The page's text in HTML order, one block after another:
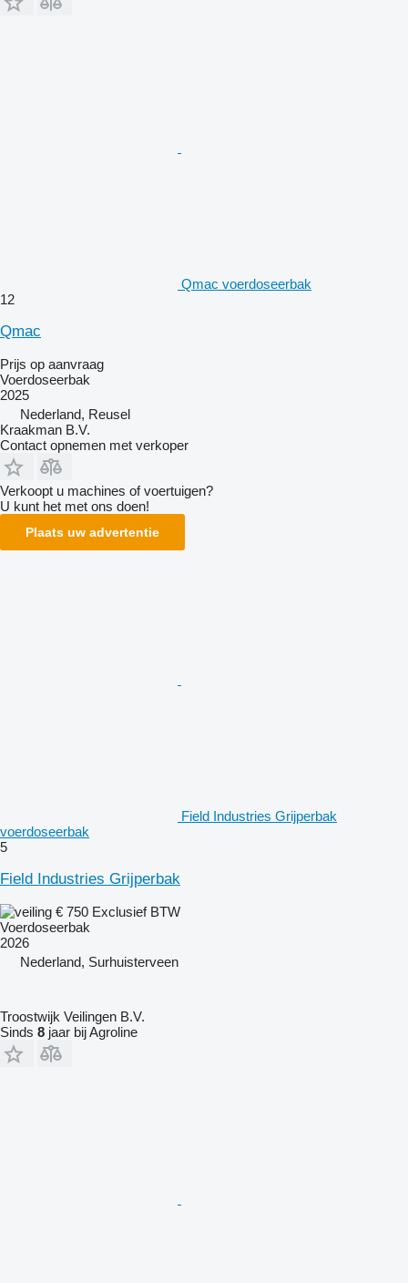
Qmac voerdoseerbak
12
Qmac
Prijs op aanvraag
Voerdoseerbak
2025
Nederland, Reusel
Kraakman B.V.
Contact opnemen met verkoper
Verkoopt u machines of voertuigen?
U kunt het met ons doen!
Plaats uw advertentie
Field Industries Grijperbak
voerdoseerbak
5
Field Industries Grijperbak
€ 750 Exclusief BTW
Voerdoseerbak
2026
Nederland, Surhuisterveen
Troostwijk Veilingen B.V.
Sinds 8 jaar bij Agroline